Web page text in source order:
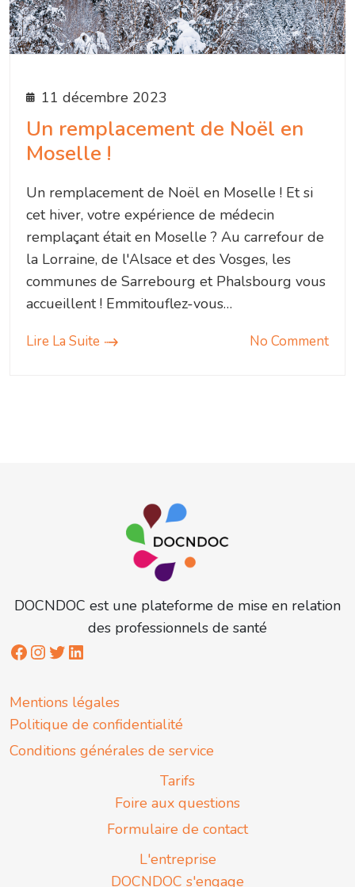
11 décembre 2023
Un remplacement de Noël en
Moselle !
Un remplacement de Noël en Moselle ! Et si
cet hiver, votre expérience de médecin
remplaçant était en Moselle ? Au carrefour de
la Lorraine, de l'Alsace et des Vosges, les
communes de Sarrebourg et Phalsbourg vous
accueillent ! Emmitouflez-vous…
Lire La Suite No Comment
DOCNDOC est une plateforme de mise en relation
des professionnels de santé
Mentions légales
Politique de confidentialité
Conditions générales de service
Tarifs
Foire aux questions
Formulaire de contact
L'entreprise
DOCNDOC s'engage